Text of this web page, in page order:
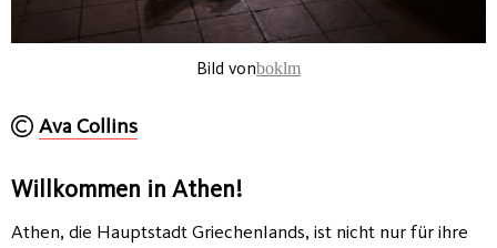
Bild vonboklm
Ava Collins
Willkommen in Athen!
Athen, die Hauptstadt Griechenlands, ist nicht nur für ihre